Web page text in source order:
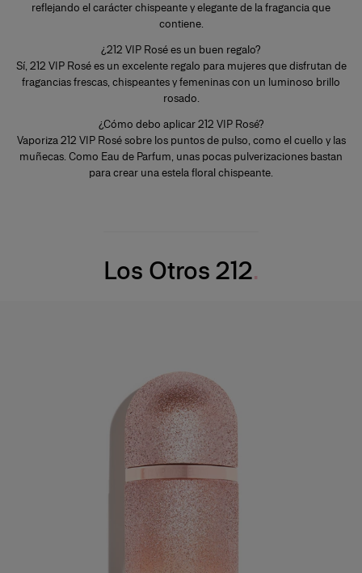
reflejando el carácter chispeante y elegante de la fragancia que
contiene.
¿212 VIP Rosé es un buen regalo?
Sí, 212 VIP Rosé es un excelente regalo para mujeres que disfrutan de
fragancias frescas, chispeantes y femeninas con un luminoso brillo
rosado.
¿Cómo debo aplicar 212 VIP Rosé?
Vaporiza 212 VIP Rosé sobre los puntos de pulso, como el cuello y las
muñecas. Como Eau de Parfum, unas pocas pulverizaciones bastan
para crear una estela floral chispeante.
Los Otros 212